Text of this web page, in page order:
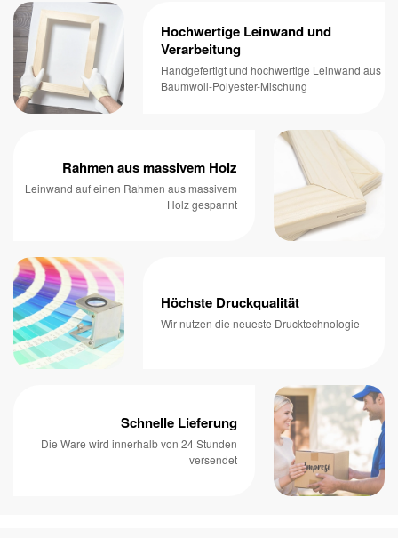
Hochwertige Leinwand und
Verarbeitung
Handgefertigt und hochwertige Leinwand aus
Baumwoll-Polyester-Mischung
Rahmen aus massivem Holz
Leinwand auf einen Rahmen aus massivem
Holz gespannt
Höchste Druckqualität
Wir nutzen die neueste Drucktechnologie
Schnelle Lieferung
Die Ware wird innerhalb von 24 Stunden
versendet